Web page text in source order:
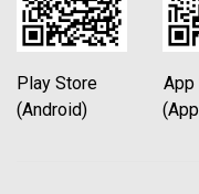
Play Store App
(Android)